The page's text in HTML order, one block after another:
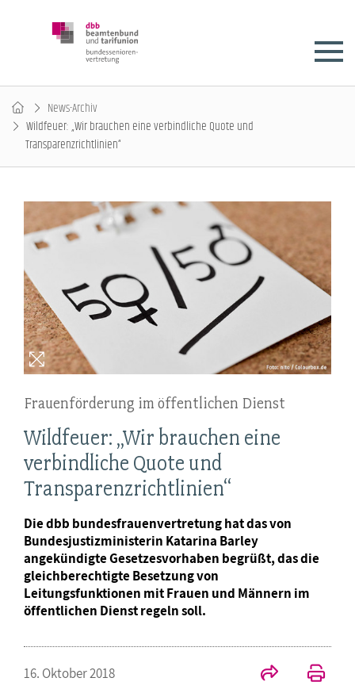
News-Archiv
Wildfeuer: „Wir brauchen eine verbindliche Quote und
Transparenzrichtlinien“
Frauenförderung im öffentlichen Dienst
Wildfeuer: „Wir brauchen eine
verbindliche Quote und
Transparenzrichtlinien“
Die dbb bundesfrauenvertretung hat das von
Bundesjustizministerin Katarina Barley
angekündigte Gesetzesvorhaben begrüßt, das die
gleichberechtigte Besetzung von
Leitungsfunktionen mit Frauen und Männern im
öffentlichen Dienst regeln soll.
16. Oktober 2018